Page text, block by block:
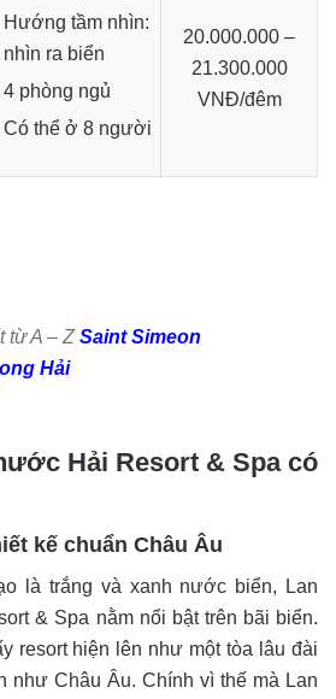
Hướng tầm nhìn:
nhìn ra biển
4 phòng ngủ
Có thể ở 8 người
20.000.000 –
21.300.000
VNĐ/đêm
từ A – Z Saint Simeon
Hải
Hải Resort & Spa có
kế chuẩn Châu Âu
là trắng và xanh nước biển, Lan
& Spa nằm nổi bật trên bãi biển.
resort hiện lên như một tòa lâu đài
như Châu Âu. Chính vì thế mà Lan